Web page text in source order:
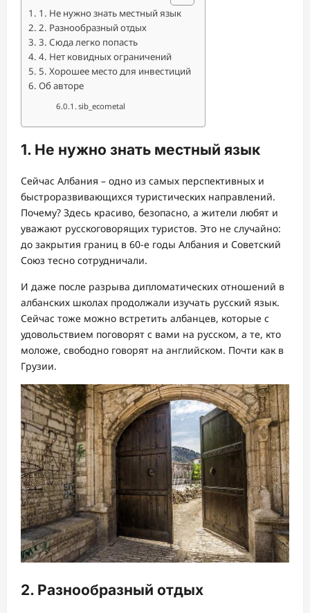
1. Не нужно знать местный язык
2. Разнообразный отдых
3. Сюда легко попасть
4. Нет ковидных ограничений
5. Хорошее место для инвестиций
Об авторе
sib_ecometal
1. Не нужно знать местный язык
Сейчас Албания – одно из самых перспективных и
быстроразвивающихся туристических направлений.
Почему? Здесь красиво, безопасно, а жители любят и
уважают русскоговорящих туристов. Это не случайно:
до закрытия границ в 60-е годы Албания и Советский
Союз тесно сотрудничали.
И даже после разрыва дипломатических отношений в
албанских школах продолжали изучать русский язык.
Сейчас тоже можно встретить албанцев, которые с
удовольствием поговорят с вами на русском, а те, кто
моложе, свободно говорят на английском. Почти как в
Грузии.
2. Разнообразный отдых